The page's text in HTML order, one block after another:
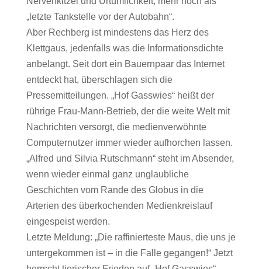
„letzte Tankstelle vor der Autobahn“.
Aber Rechberg ist mindestens das Herz des
Klettgaus, jedenfalls was die Informationsdichte
anbelangt. Seit dort ein Bauernpaar das Internet
entdeckt hat, überschlagen sich die
Pressemitteilungen. „Hof Gasswies“ heißt der
rührige Frau-Mann-Betrieb, der die weite Welt mit
Nachrichten versorgt, die medienverwöhnte
Computernutzer immer wieder aufhorchen lassen.
„Alfred und Silvia Rutschmann“ steht im Absender,
wenn wieder einmal ganz unglaubliche
Geschichten vom Rande des Globus in die
Arterien des überkochenden Medienkreislauf
eingespeist werden.
Letzte Meldung: „Die raffinierteste Maus, die uns je
untergekommen ist – in die Falle gegangen!“ Jetzt